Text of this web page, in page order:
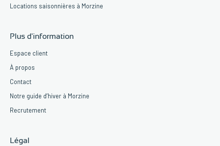
Locations saisonnières à Morzine
Plus d'information
Espace client
À propos
Contact
Notre guide d’hiver à Morzine
Recrutement
Légal